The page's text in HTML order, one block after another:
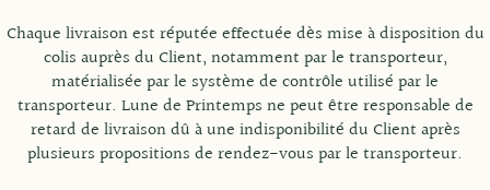
Chaque livraison est réputée effectuée dès mise à disposition du
colis auprès du Client, notamment par le transporteur,
matérialisée par le système de contrôle utilisé par le
transporteur. Lune de Printemps ne peut être responsable de
retard de livraison dû à une indisponibilité du Client après
plusieurs propositions de rendez-vous par le transporteur.